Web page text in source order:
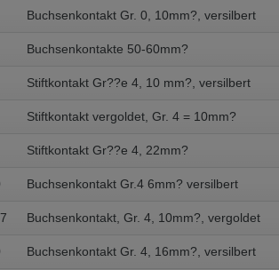
Buchsenkontakt Gr. 0, 10mm?, versilbert
Buchsenkontakte 50-60mm?
Stiftkontakt Gr??e 4, 10 mm?, versilbert
Stiftkontakt vergoldet, Gr. 4 = 10mm?
Stiftkontakt Gr??e 4, 22mm?
Buchsenkontakt Gr.4 6mm? versilbert
Buchsenkontakt, Gr. 4, 10mm?, vergoldet
Buchsenkontakt Gr. 4, 16mm?, versilbert